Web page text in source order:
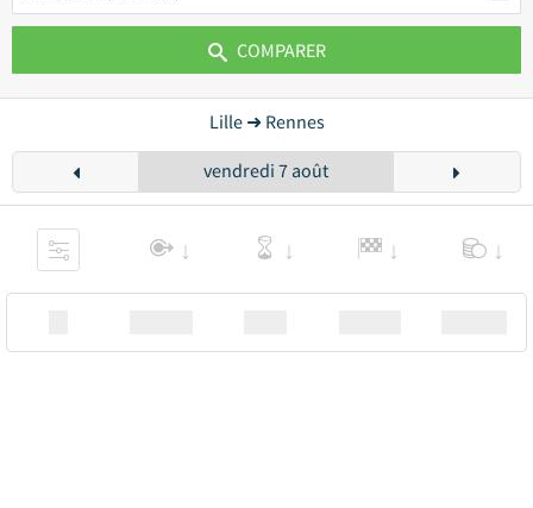
COMPARER
Lille ➜ Rennes
vendredi 7 août